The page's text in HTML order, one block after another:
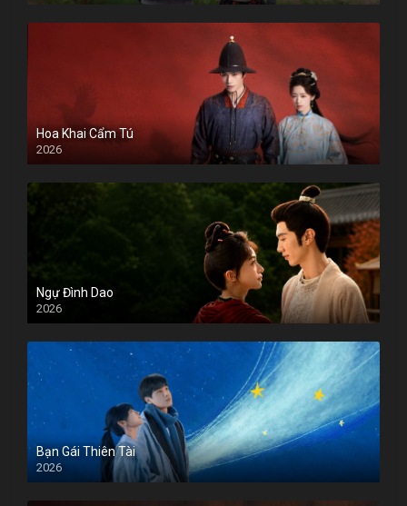
Hoa Khai Cẩm Tú
2026
Ngự Đình Dao
2026
Bạn Gái Thiên Tài
2026